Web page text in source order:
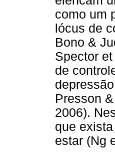
como um
lócus de
Bono &
Spector
de
Presson
2006).
que
estar (Ng